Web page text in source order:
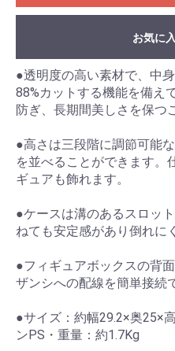
お気に
●透明度の高い素材で、中
88%カットする機能を備え
防ぎ、長期間美しさを保つ
●高さは三段階に調節可能
を並べることができます。
ギュアも飾れます。
●ケースは溝のあるスロッ
ねても安定感があり倒れに
●フィギュアボックスの背
ザンシへの配線を簡単接続
●サイズ：約幅29.2×奥25×
ンPS・重量：約1.7Kg